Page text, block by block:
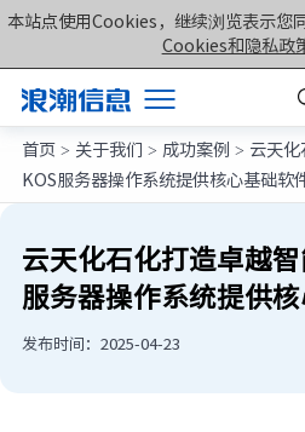
本站点使用Cookies，继续浏览表示您
Cookies和隐私政
产品
解决方案
服务支持
如何购买
合作伙伴
首页 > 关于我们 > 成功案例 > 云天
KOS服务器操作系统提供核心基础软
云天化石化打造卓越
服务器操作系统提供
发布时间：2025-04-23